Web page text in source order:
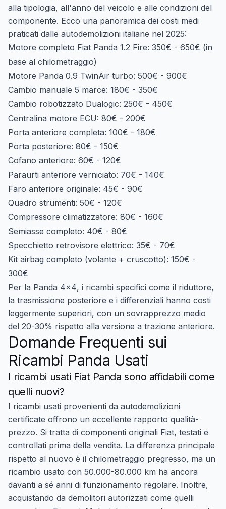
alla tipologia, all'anno del veicolo e alle condizioni del
componente. Ecco una panoramica dei costi medi
praticati dalle autodemolizioni italiane nel 2025:
Motore completo Fiat Panda 1.2 Fire: 350€ - 650€ (in
base al chilometraggio)
Motore Panda 0.9 TwinAir turbo: 500€ - 900€
Cambio manuale 5 marce: 180€ - 350€
Cambio robotizzato Dualogic: 250€ - 450€
Centralina motore ECU: 80€ - 200€
Porta anteriore completa: 100€ - 180€
Porta posteriore: 80€ - 150€
Cofano anteriore: 60€ - 120€
Paraurti anteriore verniciato: 70€ - 140€
Faro anteriore originale: 45€ - 90€
Quadro strumenti: 50€ - 120€
Compressore climatizzatore: 80€ - 160€
Semiasse completo: 40€ - 80€
Specchietto retrovisore elettrico: 35€ - 70€
Kit airbag completo (volante + cruscotto): 150€ -
300€
Per la Panda 4x4, i ricambi specifici come il riduttore,
la trasmissione posteriore e i differenziali hanno costi
leggermente superiori, con un sovrapprezzo medio
del 20-30% rispetto alla versione a trazione anteriore.
Domande Frequenti sui
Ricambi Panda Usati
I ricambi usati Fiat Panda sono affidabili come
quelli nuovi?
I ricambi usati provenienti da autodemolizioni
certificate offrono un eccellente rapporto qualità-
prezzo. Si tratta di componenti originali Fiat, testati e
controllati prima della vendita. La differenza principale
rispetto al nuovo è il chilometraggio pregresso, ma un
ricambio usato con 50.000-80.000 km ha ancora
davanti a sé anni di funzionamento regolare. Inoltre,
acquistando da demolitori autorizzati come quelli